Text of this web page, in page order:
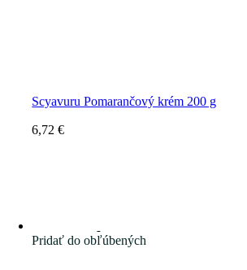
Scyavuru Pomarančový krém 200 g
6,72€
Pridať do obľúbených